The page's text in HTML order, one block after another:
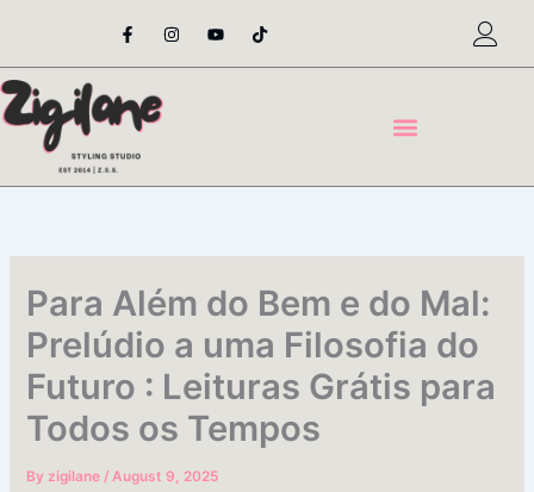
content
F
a
e
o
o
-
I
n
t
Y
o
t
T
i
t
Para Além do Bem e do Mal:
Prelúdio a uma Filosofia do
Futuro : Leituras Grátis para
Todos os Tempos
Byzigilane/August 9, 2025